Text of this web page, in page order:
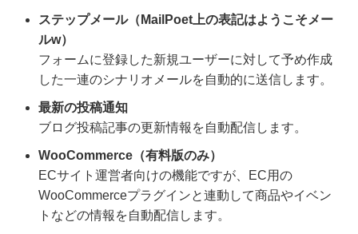
ステップメール（MailPoet上の表記はようこそメー
ルw）
フォームに登録した新規ユーザーに対して予め作成
した一連のシナリオメールを自動的に送信します。
最新の投稿通知
ブログ投稿記事の更新情報を自動配信します。
WooCommerce（有料版のみ）
ECサイト運営者向けの機能ですが、EC用の
WooCommerceプラグインと連動して商品やイベン
トなどの情報を自動配信します。